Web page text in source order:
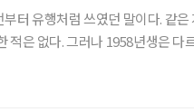
부터 유행처럼 쓰였던 말이다. 같
적은 없다. 그러나 1958년생은 다